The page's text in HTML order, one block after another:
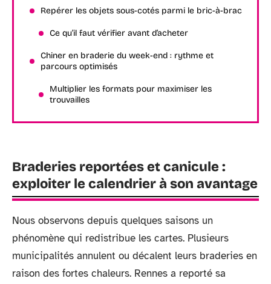
Repérer les objets sous-cotés parmi le bric-à-brac
Ce qu’il faut vérifier avant d’acheter
Chiner en braderie du week-end : rythme et
parcours optimisés
Multiplier les formats pour maximiser les
trouvailles
Braderies reportées et canicule :
exploiter le calendrier à son avantage
Nous observons depuis quelques saisons un
phénomène qui redistribue les cartes. Plusieurs
municipalités annulent ou décalent leurs braderies en
raison des fortes chaleurs. Rennes a reporté sa